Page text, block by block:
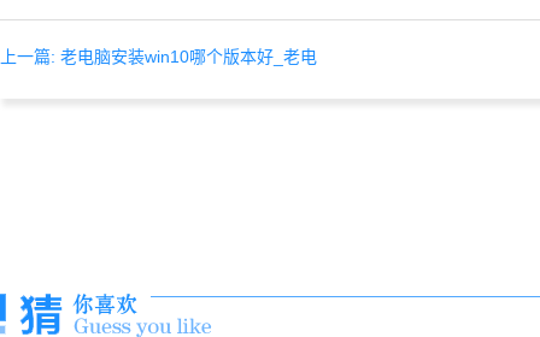
上一篇: 老电脑安装win10哪个版本好_老电